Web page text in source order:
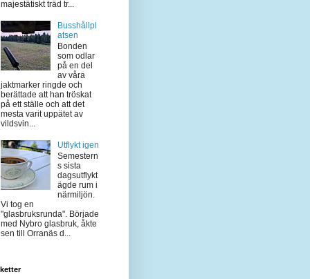
majestätiskt träd tr...
Busshållpl
atsen
Bonden
som odlar
på en del
av våra
jaktmarker ringde och
berättade att han tröskat
på ett ställe och att det
mesta varit uppätet av
vildsvin...
Utflykt igen
Semestern
s sista
dagsutflykt
ägde rum i
närmiljön.
Vi tog en
"glasbruksrunda". Började
med Nybro glasbruk, åkte
sen till Orranäs d...